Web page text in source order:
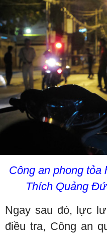
Công an phong
Thích Quảng
Ngay sau đó, lực
điều tra, Công an